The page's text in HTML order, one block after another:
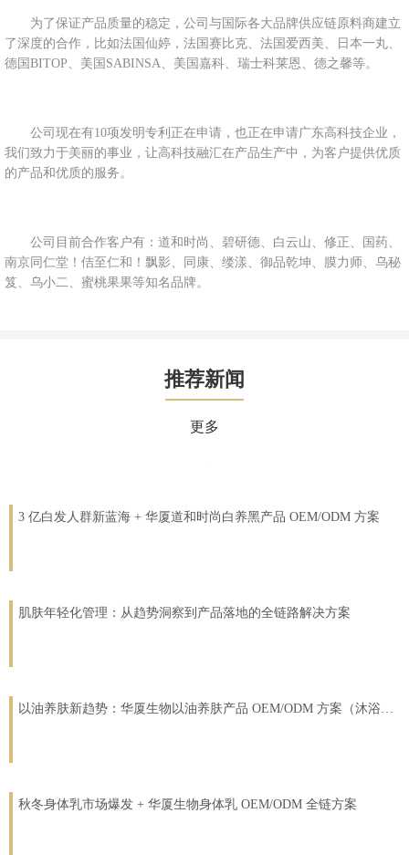
为了保证产品质量的稳定，公司与国际各大品牌供应链原料商建立
了深度的合作，比如法国仙婷，法国赛比克、法国爱西美、日本一丸、
德国BITOP、美国SABINSA、美国嘉科、瑞士科莱恩、德之馨等。
公司现在有10项发明专利正在申请，也正在申请广东高科技企业，
我们致力于美丽的事业，让高科技融汇在产品生产中，为客户提供优质
的产品和优质的服务。
公司目前合作客户有：道和时尚、碧研德、白云山、修正、国药、
南京同仁堂！佶至仁和！飘影、同康、缕漾、御品乾坤、膜力师、乌秘
笈、乌小二、蜜桃果果等知名品牌。
推荐新闻
更多
3 亿白发人群新蓝海 + 华厦道和时尚白养黑产品 OEM/ODM 方案
肌肤年轻化管理：从趋势洞察到产品落地的全链路解决方案
以油养肤新趋势：华厦生物以油养肤产品 OEM/ODM 方案（沐浴露 + 脸部精华油）
秋冬身体乳市场爆发 + 华厦生物身体乳 OEM/ODM 全链方案